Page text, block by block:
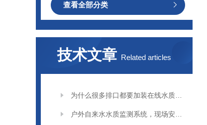
查看全部分类
技术文章 Related articles